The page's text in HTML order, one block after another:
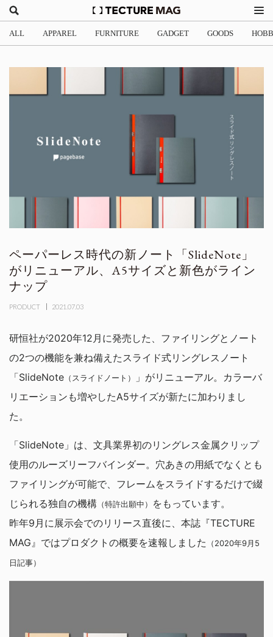
ALL APPAREL FURNITURE GADGET GOODS
ペーパーレス時代の新ノート「SlideNote」
がリニューアル、A5サイズと新色がライン
ナップ
PRODUCT 2021.07.03
研恒社が2020年12月に発売した、ファイリングとノート
の2つの機能を兼ね備えたスライド式リングレスノート
「SlideNote （スライドノート）
」がリニューアル。カラーバ
リエーションも増やしたA5サイズが新たに加わりまし
た。
「SlideNote」は、文具業界初のリングレス金属クリップ
使用のルーズリーフバインダー。穴あきの用紙でなくとも
ファイリングが可能で、フレームをスライドするだけで綴
じられる独自の機構 （特許出願中）
をもっています。
昨年9月に展示会でのリリース直後に、本誌『TECTURE
MAG』ではプロダクトの概要を速報しました
（2020年9月5
日記事）